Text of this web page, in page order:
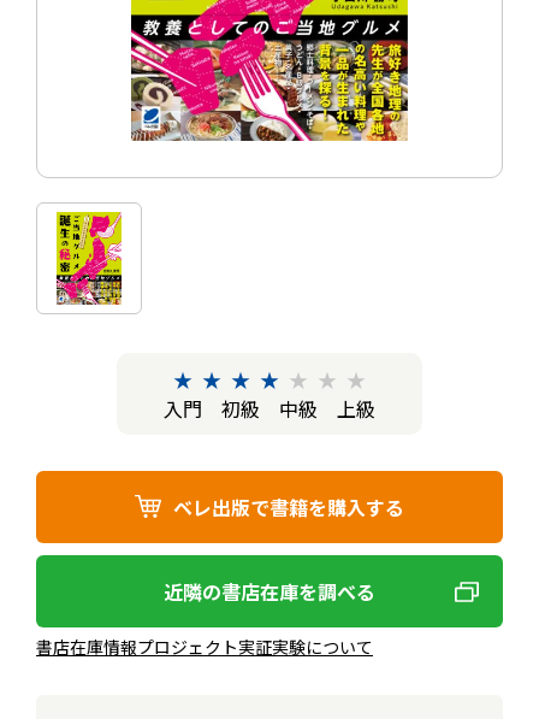
★ ★ ★ ★ ★ ★ ★
入門
初級 中級 上級
ベレ出版で書籍を購入する
近隣の書店在庫を調べる
書店在庫情報プロジェクト実証実験について